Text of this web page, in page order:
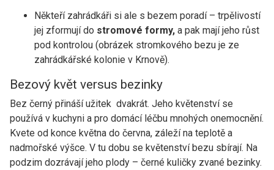
Někteří zahrádkáři si ale s bezem poradí – trpělivostí
jej zformují do stromové formy, a pak mají jeho růst
pod kontrolou (obrázek stromkového bezu je ze
zahrádkářské kolonie v Krnově).
Bezový květ versus bezinky
Bez černý přináší užitek dvakrát. Jeho květenství se
používá v kuchyni a pro domácí léčbu mnohých onemocnění.
Kvete od konce května do června, záleží na teplotě a
nadmořské výšce. V tu dobu se květenství bezu sbírají. Na
podzim dozrávají jeho plody – černé kuličky zvané bezinky.